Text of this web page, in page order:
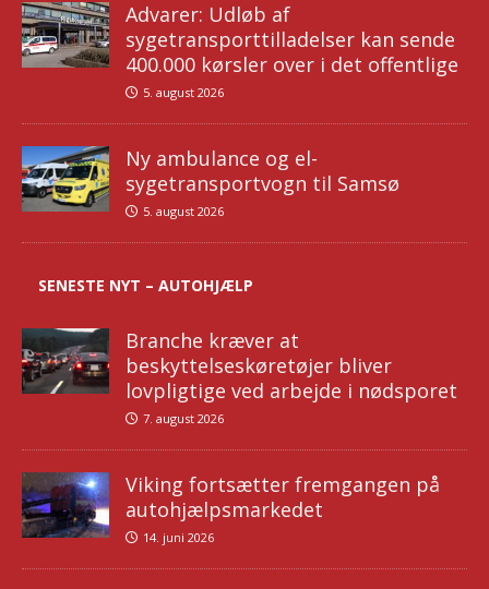
Advarer: Udløb af
sygetransporttilladelser kan sende
400.000 kørsler over i det offentlige
5. august 2026
Ny ambulance og el-
sygetransportvogn til Samsø
5. august 2026
SENESTE NYT – AUTOHJÆLP
Branche kræver at
beskyttelseskøretøjer bliver
lovpligtige ved arbejde i nødsporet
7. august 2026
Viking fortsætter fremgangen på
autohjælpsmarkedet
14. juni 2026